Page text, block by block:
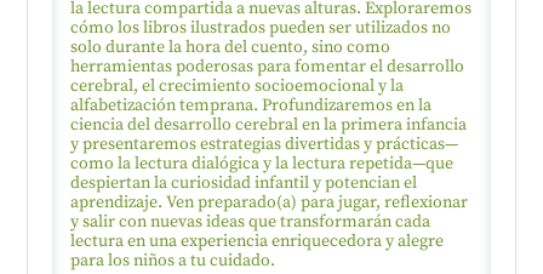
la lectura compartida a nuevas alturas. Exploraremos
cómo los libros ilustrados pueden ser utilizados no
solo durante la hora del cuento, sino como
herramientas poderosas para fomentar el desarrollo
cerebral, el crecimiento socioemocional y la
alfabetización temprana. Profundizaremos en la
ciencia del desarrollo cerebral en la primera infancia
y presentaremos estrategias divertidas y prácticas—
como la lectura dialógica y la lectura repetida—que
despiertan la curiosidad infantil y potencian el
aprendizaje. Ven preparado(a) para jugar, reflexionar
y salir con nuevas ideas que transformarán cada
lectura en una experiencia enriquecedora y alegre
para los niños a tu cuidado.